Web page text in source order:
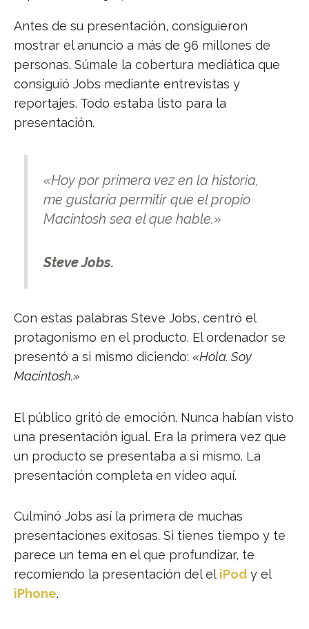
Antes de su presentación, consiguieron
mostrar el anuncio a más de 96 millones de
personas. Súmale la cobertura mediática que
consiguió Jobs mediante entrevistas y
reportajes. Todo estaba listo para la
presentación.
«Hoy por primera vez en la historia,
me gustaría permitir que el propio
Macintosh sea el que hable.»
Steve Jobs.
Con estas palabras Steve Jobs, centró el
protagonismo en el producto. El ordenador se
presentó a si mismo diciendo: «Hola. Soy
Macintosh.»
El público gritó de emoción. Nunca habían visto
una presentación igual. Era la primera vez que
un producto se presentaba a si mismo. La
presentación completa en vídeo aquí.
Culminó Jobs así la primera de muchas
presentaciones exitosas. Si tienes tiempo y te
parece un tema en el que profundizar, te
recomiendo la presentación del eliPod y el
iPhone.